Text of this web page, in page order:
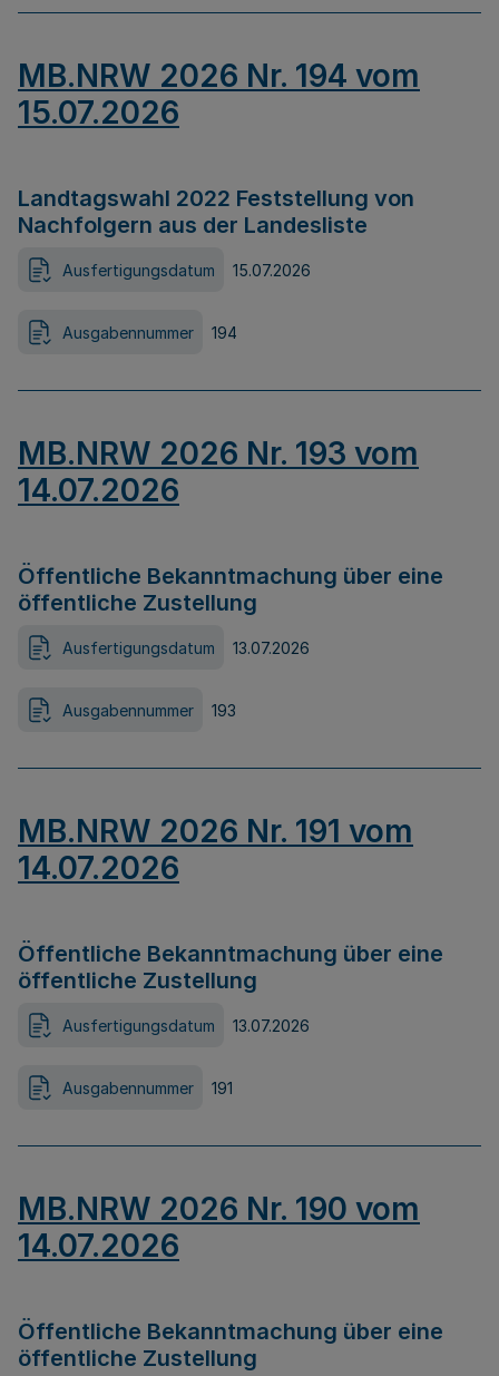
MB.NRW 2026 Nr. 194 vom
15.07.2026
Landtagswahl 2022 Feststellung von
Nachfolgern aus der Landesliste
Ausfertigungsdatum 15.07.2026
Ausgabennummer 194
MB.NRW 2026 Nr. 193 vom
14.07.2026
Öffentliche Bekanntmachung über eine
öffentliche Zustellung
Ausfertigungsdatum 13.07.2026
Ausgabennummer 193
MB.NRW 2026 Nr. 191 vom
14.07.2026
Öffentliche Bekanntmachung über eine
öffentliche Zustellung
Ausfertigungsdatum 13.07.2026
Ausgabennummer 191
MB.NRW 2026 Nr. 190 vom
14.07.2026
Öffentliche Bekanntmachung über eine
öffentliche Zustellung